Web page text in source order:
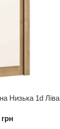
Низька 1d Ліва
грн